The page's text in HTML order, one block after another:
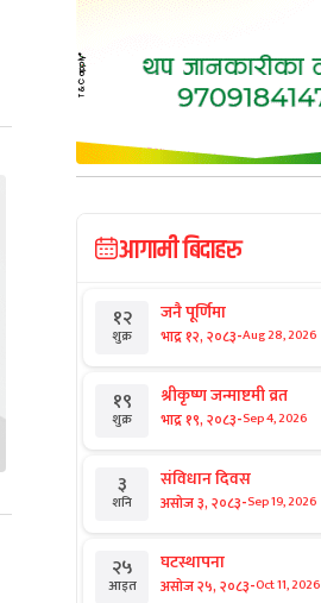
आगामी बिदाहरु
१२
शुक्र
जनै पूर्णिमा
भाद्र १२, २०८३-Aug 28, 2026
१९
शुक्र
श्रीकृष्ण जन्माष्टमी व्रत
भाद्र १९, २०८३-Sep 4, 2026
३
शनि
संविधान दिवस
असोज ३, २०८३-Sep 19, 2026
२५
आइत
घटस्थापना
असोज २५, २०८३-Oct 11, 2026